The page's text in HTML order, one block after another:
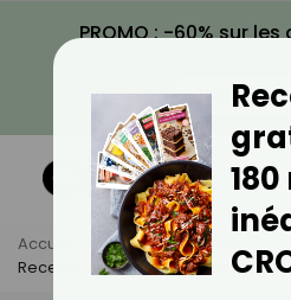
PROMO : -60% sur
VOIR LA
Accueil Actus
Recettes
Recette De Tatin De Pêches Au Miel